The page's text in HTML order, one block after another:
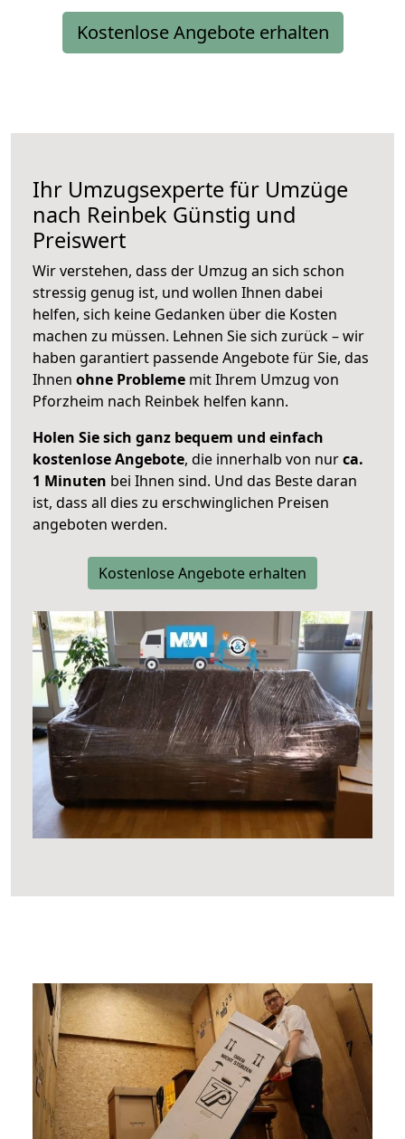
Kostenlose Angebote erhalten
Ihr Umzugsexperte für Umzüge
nach Reinbek Günstig und
Preiswert
Wir verstehen, dass der Umzug an sich schon
stressig genug ist, und wollen Ihnen dabei
helfen, sich keine Gedanken über die Kosten
machen zu müssen. Lehnen Sie sich zurück – wir
haben garantiert passende Angebote für Sie, das
Ihnen ohne Probleme mit Ihrem Umzug von
Pforzheim nach Reinbek helfen kann.
Holen Sie sich ganz bequem und einfach
kostenlose Angebote, die innerhalb von nurca.
1 Minuten bei Ihnen sind. Und das Beste daran
ist, dass all dies zu erschwinglichen Preisen
angeboten werden.
Kostenlose Angebote erhalten